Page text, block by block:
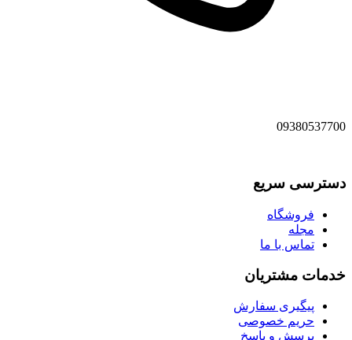
09380537700
دسترسی سریع
فروشگاه
مجله
تماس با ما
خدمات مشتریان
پیگیری سفارش
حریم خصوصی
پرسش و پاسخ